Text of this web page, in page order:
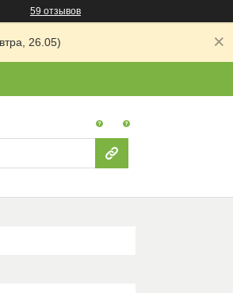
59 отзывов
26.05)